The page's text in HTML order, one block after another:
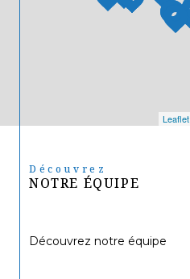
Leaflet
Découvrez
NOTRE ÉQUIPE
Découvrez notre équipe